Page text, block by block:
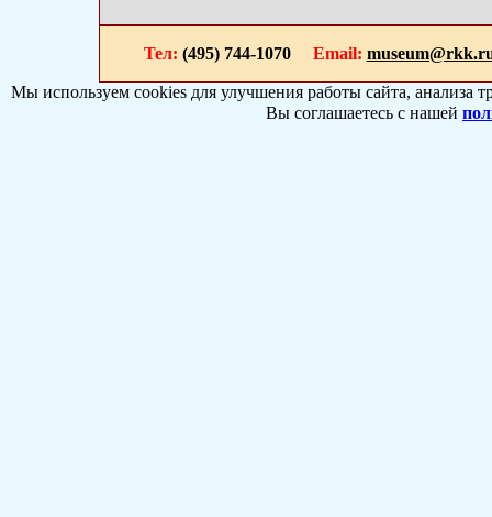
Тел: (495) 744-1070 Email:
Мы используем cookies для улучшения работы сайта, анализа
Вы соглашаетесь с нашей